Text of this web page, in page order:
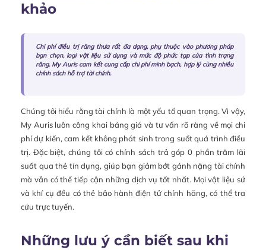
khảo
Chi phí điều trị răng thưa rất đa dạng, phụ thuộc vào phương pháp
bạn chọn, loại vật liệu sử dụng và mức độ phức tạp của tình trạng
răng. My Auris cam kết cung cấp chi phí minh bạch, hợp lý cùng nhiều
chính sách hỗ trợ tài chính.
Chúng tôi hiểu rằng tài chính là một yếu tố quan trọng. Vì vậy,
My Auris luôn công khai bảng giá và tư vấn rõ ràng về mọi chi
phí dự kiến, cam kết không phát sinh trong suốt quá trình điều
trị. Đặc biệt, chúng tôi có chính sách trả góp 0 phần trăm lãi
suất qua thẻ tín dụng, giúp bạn giảm bớt gánh nặng tài chính
mà vẫn có thể tiếp cận những dịch vụ tốt nhất. Mọi vật liệu sứ
và khí cụ đều có thẻ bảo hành điện tử chính hãng, có thể tra
cứu trực tuyến.
Những lưu ý cần biết sau khi